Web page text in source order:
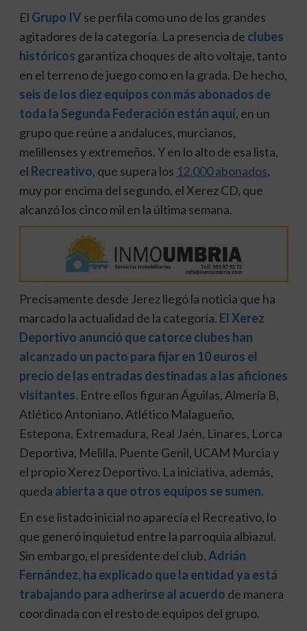
El Grupo IVse perfila como uno de los grandes
agitadores de la categoría. La presencia de clubes
históricos garantiza choques de alto voltaje, tanto
en el terreno de juego como en la grada. De hecho,
seis de los diez equipos con más abonados de
toda la Segunda Federación están aquí, en un
grupo que reúne a andaluces, murcianos,
melillenses y extremeños. Y en lo alto de esa lista,
el Recreativo, que supera los 12.000 abonados,
muy por encima del segundo, el Xerez CD, que
alcanzó los cinco mil en la última semana.
Precisamente desde Jerez llegó la noticia que ha
marcado la actualidad de la categoría. El Xerez
Deportivo anunció que catorce clubes han
alcanzado un pacto para fijar en 10 euros el
precio de las entradas destinadas a las aficiones
visitantes. Entre ellos figuran Águilas, Almería B,
Atlético Antoniano, Atlético Malagueño,
Estepona, Extremadura, Real Jaén, Linares, Lorca
Deportiva, Melilla, Puente Genil, UCAM Murcia y
el propio Xerez Deportivo. La iniciativa, además,
queda abierta a que otros equipos se sumen.
En ese listado inicial no aparecía el Recreativo, lo
que generó inquietud entre la parroquia albiazul.
Sin embargo, el presidente del club,Adrián
Fernández, ha explicado que la entidad ya está
trabajando para adherirse al acuerdo de manera
coordinada con el resto de equipos del grupo.